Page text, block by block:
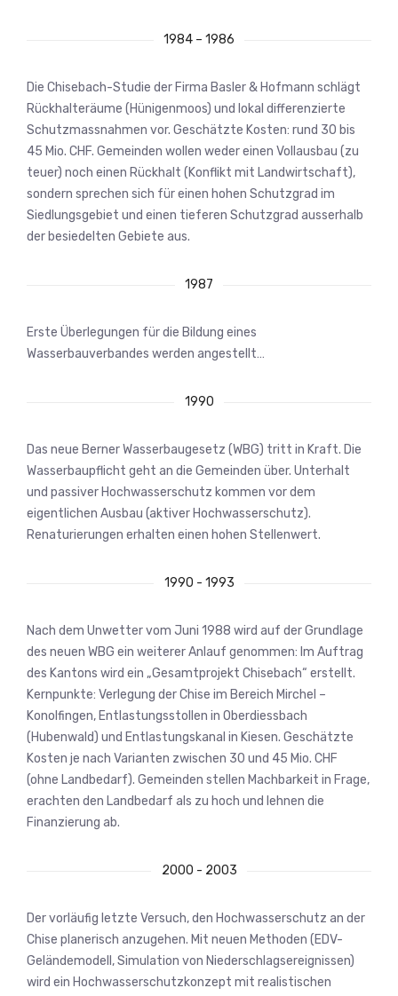
1984 – 1986
Die Chisebach-Studie der Firma Basler & Hofmann schlägt
Rückhalteräume (Hünigenmoos) und lokal differenzierte
Schutzmassnahmen vor. Geschätzte Kosten: rund 30 bis
45 Mio. CHF. Gemeinden wollen weder einen Vollausbau (zu
teuer) noch einen Rückhalt (Konflikt mit Landwirtschaft),
sondern sprechen sich für einen hohen Schutzgrad im
Siedlungsgebiet und einen tieferen Schutzgrad ausserhalb
der besiedelten Gebiete aus.
1987
Erste Überlegungen für die Bildung eines
Wasserbauverbandes werden angestellt…
1990
Das neue Berner Wasserbaugesetz (WBG) tritt in Kraft. Die
Wasserbaupflicht geht an die Gemeinden über. Unterhalt
und passiver Hochwasserschutz kommen vor dem
eigentlichen Ausbau (aktiver Hochwasserschutz).
Renaturierungen erhalten einen hohen Stellenwert.
1990 - 1993
Nach dem Unwetter vom Juni 1988 wird auf der Grundlage
des neuen WBG ein weiterer Anlauf genommen: Im Auftrag
des Kantons wird ein „Gesamtprojekt Chisebach“ erstellt.
Kernpunkte: Verlegung der Chise im Bereich Mirchel –
Konolfingen, Entlastungsstollen in Oberdiessbach
(Hubenwald) und Entlastungskanal in Kiesen. Geschätzte
Kosten je nach Varianten zwischen 30 und 45 Mio. CHF
(ohne Landbedarf). Gemeinden stellen Machbarkeit in Frage,
erachten den Landbedarf als zu hoch und lehnen die
Finanzierung ab.
2000 - 2003
Der vorläufig letzte Versuch, den Hochwasserschutz an der
Chise planerisch anzugehen. Mit neuen Methoden (EDV-
Geländemodell, Simulation von Niederschlagsereignissen)
wird ein Hochwasserschutzkonzept mit realistischen